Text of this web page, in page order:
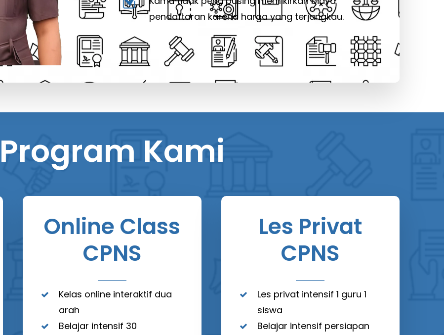
pendaftaran karena harga yang terjangkau.
Program Kami
Online Class
CPNS
Kelas online interaktif dua
arah
Belajar intensif 30
Les Privat
CPNS
Les privat intensif 1 guru 1
siswa
Belajar intensif persiapan